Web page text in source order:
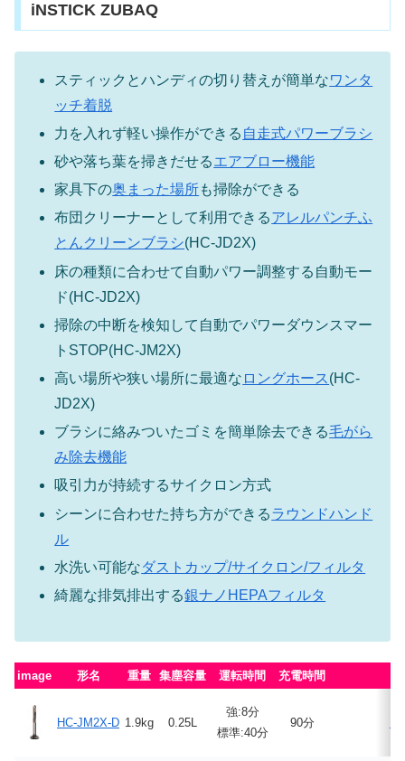
iNSTICK ZUBAQ
スティックとハンディの切り替えが簡単なワンタ
ッチ着脱
力を入れず軽い操作ができる 自走式パワーブラシ
砂や落ち葉を掃きだせるエアブロー機能
家具下の奥まった場所も掃除ができる
布団クリーナーとして利用できるアレルパンチふ
とんクリーンブラシ(HC-JD2X)
床の種類に合わせて自動パワー調整する自動モー
ド(HC-JD2X)
掃除の中断を検知して自動でパワーダウンスマー
トSTOP(HC-JM2X)
高い場所や狭い場所に最適な ロングホース (HC-
JD2X)
ブラシに絡みついたゴミを簡単除去できる毛がら
み除去機能
吸引力が持続するサイクロン方式
シーンに合わせた持ち方ができるラウンドハンド
ル
水洗い可能なダストカップ/サイクロン/フィルタ
綺麗な排気排出する銀ナノHEPAフィルタ
image 形名 重量 集塵容量 運転時間 充電時間
HC-JM2X-D 1.9kg 0.25L
強:8分
標準:40分
90分